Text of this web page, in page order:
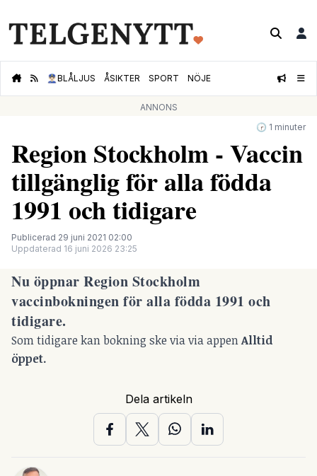
👮🏻‍♂️BLÅLJUS ÅSIKTER SPORT NÖJE
ANNONS
🕝 1 minuter
Region Stockholm - Vaccin
tillgänglig för alla födda
1991 och tidigare
Publicerad 29 juni 2021 02:00
Uppdaterad 16 juni 2026 23:25
Nu öppnar Region Stockholm
vaccinbokningen för alla födda 1991 och
tidigare.
Som tidigare kan bokning ske via via appenAlltid
öppet.
Dela artikeln